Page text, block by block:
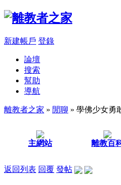
新建帳戶 登錄
論壇
搜索
幫助
導航
離教者之家 » 閒聊 » 學佛少女勇
主網站 離教百
返回列表 回覆 發帖